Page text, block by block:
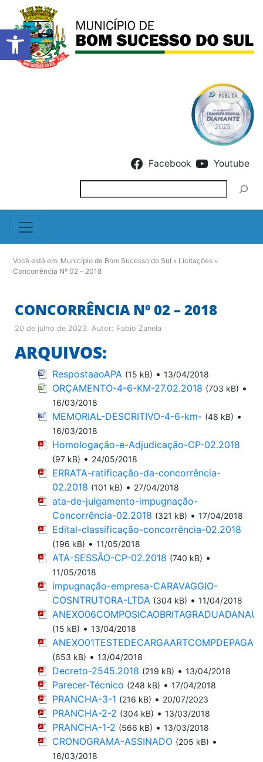
Barra de Ferramentas
Facebook Youtube
Você está em: Município de Bom Sucesso do Sul » Licitações »
Concorrência Nº 02 – 2018
CONCORRÊNCIA Nº 02 – 2018
20 de julho de 2023. Autor: Fabio Zanela
ARQUIVOS:
RespostaaoAPA (15 kB) • 13/04/2018
ORÇAMENTO-4-6-KM-27.02.2018 (703 kB) •
16/03/2018
MEMORIAL-DESCRITIVO-4-6-km- (48 kB) •
16/03/2018
Homologação-e-Adjudicação-CP-02.2018
(97 kB) • 24/05/2018
ERRATA-ratificação-da-concorrência-
02.2018 (101 kB) • 27/04/2018
ata-de-julgamento-impugnação-
Concorrência-02.2018 (321 kB) • 17/04/2018
Edital-classificação-concorrência-02.2018
(196 kB) • 11/05/2018
ATA-SESSÃO-CP-02.2018 (740 kB) •
11/05/2018
impugnação-empresa-CARAVAGGIO-
COSNTRUTORA-LTDA (304 kB) • 11/04/2018
(15 kB) • 13/04/2018
(653 kB) • 13/04/2018
Decreto-2545.2018 (219 kB) • 13/04/2018
Parecer-Técnico (248 kB) • 17/04/2018
PRANCHA-3-1 (216 kB) • 20/07/2023
PRANCHA-2-2 (304 kB) • 13/03/2018
PRANCHA-1-2 (566 kB) • 13/03/2018
CRONOGRAMA-ASSINADO (205 kB) •
16/03/2018